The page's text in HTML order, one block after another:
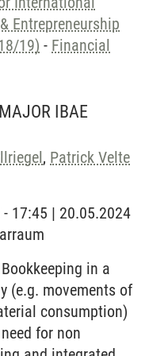
Entrepreneurship
19) - Financial
IBAE
, Patrick Velte
17:45 | 20.05.2024
in a
(e.g. movements of
consumption)
for non